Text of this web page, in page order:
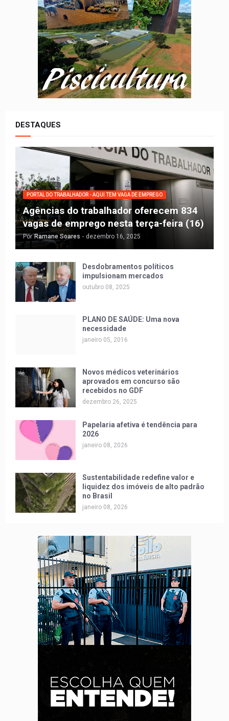
DESTAQUES
PORTAL DO TRABALHADOR - AQUI TEM VAGA DE EMPREGO
Agências do trabalhador oferecem 834
vagas de emprego nesta terça-feira (16)
Por Ramane Soares - dezembro 16, 2025
Desdobramentos políticos
impulsionam mercados
outubro 08, 2025
PLANO DE SAÚDE: Uma nova
necessidade
janeiro 05, 2016
Novos médicos veterinários
aprovados em concurso são
recebidos no GDF
dezembro 26, 2025
Papelaria afetiva é tendência para
2026
janeiro 08, 2026
Sustentabilidade redefine valor e
liquidez dos imóveis de alto padrão
no Brasil
janeiro 08, 2026